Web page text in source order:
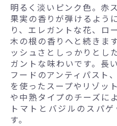
明るく淡いピンク色。赤
果実の香りが弾けるよう
り、エレガントな花、ロ
木の根の香りへと続きま
ッシュさとしっかりとし
ガントな味わいです。長
フードのアンティパスト
を使ったスープやリゾッ
や中熟タイプのチーズに
トマトとバジルのスパ
す。